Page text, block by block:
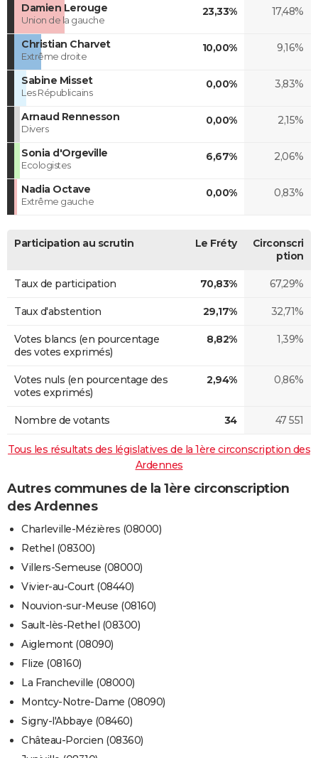
Damien Lerouge
Union de la gauche
23,33% 17,48%
Christian Charvet
Extrême droite
10,00% 9,16%
Sabine Misset
Les Républicains
0,00% 3,83%
Arnaud Rennesson
Divers
0,00% 2,15%
Sonia d'Orgeville
Ecologistes
6,67% 2,06%
Nadia Octave
Extrême gauche
0,00% 0,83%
Participation au scrutin Le Fréty
Circonscri
ption
Taux de participation 70,83% 67,29%
Taux d'abstention 29,17% 32,71%
Votes blancs (en pourcentage
des votes exprimés)
8,82% 1,39%
Votes nuls (en pourcentage des
votes exprimés)
2,94% 0,86%
Nombre de votants 34 47 551
Tous les résultats des législatives de la 1ère circonscription des
Ardennes
Autres communes de la 1ère circonscription
des Ardennes
Charleville-Mézières (08000)
Rethel (08300)
Villers-Semeuse (08000)
Vivier-au-Court (08440)
Nouvion-sur-Meuse (08160)
Sault-lès-Rethel (08300)
Aiglemont (08090)
Flize (08160)
La Francheville (08000)
Montcy-Notre-Dame (08090)
Signy-l'Abbaye (08460)
Château-Porcien (08360)